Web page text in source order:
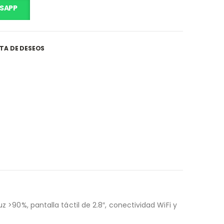
DE DESEOS
pantalla táctil de 2.8″, conectividad WiFi y